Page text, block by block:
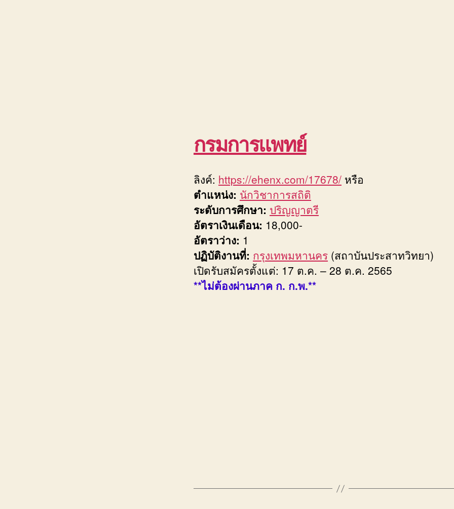
กรมการแพทย์
ลิงค์: https://ehenx.com/17678/ หรือ
ตำแหน่ง: นักวิชาการสถิติ
ระดับการศึกษา: ปริญญาตรี
อัตราเงินเดือน: 18,000-
อัตราว่าง: 1
ปฏิบัติงานที่: กรุงเทพมหานคร (สถาบันประสาทวิทยา)
เปิดรับสมัครตั้งแต่: 17 ต.ค. – 28 ต.ค. 2565
**ไม่ต้องผ่านภาค ก. ก.พ.**